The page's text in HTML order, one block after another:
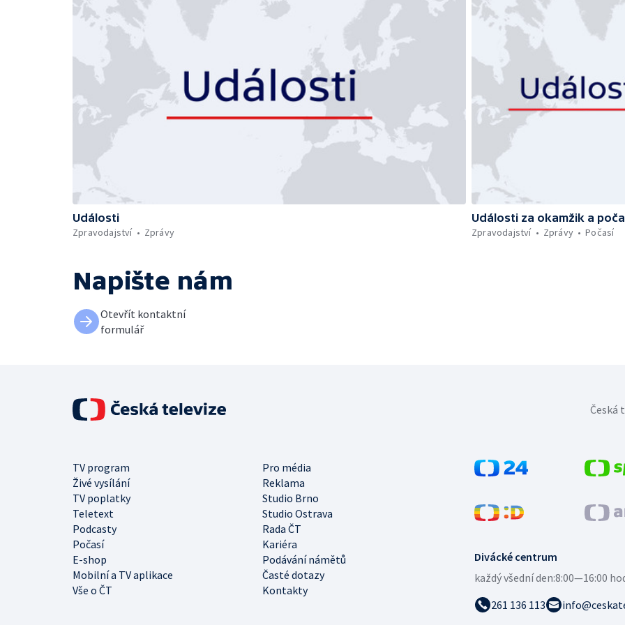
Události
Zpravodajství
Zprávy
Události za okamžik a
Zpravodajství
Zprávy Počasí
Napište nám
Otevřít kontaktní
formulář
Divácké centrum
každý všední den:8:00—16:00
261 136 113
TV program
Pro média
Živé vysílání
Reklama
TV poplatky
Studio Brno
Teletext
Studio Ostrava
Podcasty
Rada ČT
Počasí
Kariéra
E-shop
Podávání námětů
Mobilní a TV aplikace
Časté dotazy
Vše o ČT
Kontakty
Česká